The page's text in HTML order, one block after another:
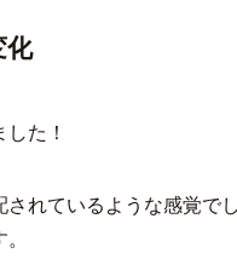
化
た！
されているような感覚